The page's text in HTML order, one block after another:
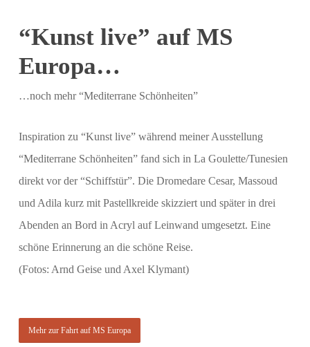
“Kunst live” auf MS
Europa…
…noch mehr “Mediterrane Schönheiten”
Inspiration zu “Kunst live” während meiner Ausstellung
“Mediterrane Schönheiten” fand sich in La Goulette/Tunesien
direkt vor der “Schiffstür”. Die Dromedare Cesar, Massoud
und Adila kurz mit Pastellkreide skizziert und später in drei
Abenden an Bord in Acryl auf Leinwand umgesetzt. Eine
schöne Erinnerung an die schöne Reise.
(Fotos: Arnd Geise und Axel Klymant)
Mehr zur Fahrt auf MS Europa